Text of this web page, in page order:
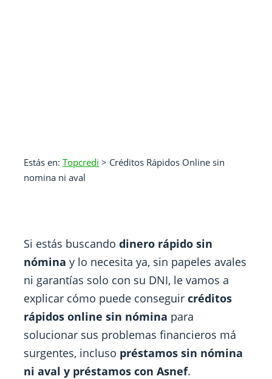
Estás en:Topcredi > Créditos Rápidos Online sin
nomina ni aval
Si estás buscandodinero rápido sin
nómina y lo necesita ya, sin papeles avales
ni garantías solo con su DNI, le vamos a
explicar cómo puede conseguircréditos
rápidos online sin nómina para
solucionar sus problemas financieros má
surgentes, incluso préstamos sin nómina
ni aval y préstamos con Asnef.